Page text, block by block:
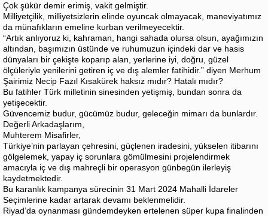
Çok şükür demir erimiş, vakit gelmiştir.
Milliyetçilik, milliyetsizlerin elinde oyuncak olmayacak, maneviyatımız
da münafıkların emeline kurban verilmeyecektir.
“Artık anlıyoruz ki, kahraman, hangi sahada olursa olsun, ayağımızın
altından, başımızın üstünde ve ruhumuzun içindeki dar ve hasis
dünyaları bir çekişte koparıp alan, yerlerine iyi, doğru, güzel
ölçüleriyle yenilerini getiren iç ve dış alemler fatihidir.” diyen Merhum
Şairimiz Necip Fazıl Kısakürek haksız mıdır? Hatalı mıdır?
Bu fatihler Türk milletinin sinesinden yetişmiş, bundan sonra da
yetişecektir.
Güvencemiz budur, gücümüz budur, geleceğin mimarı da bunlardır.
Değerli Arkadaşlarım,
Muhterem Misafirler,
Türkiye’nin parlayan çehresini, güçlenen iradesini, yükselen itibarını
gölgelemek, yapay iç sorunlara gömülmesini projelendirmek
amacıyla iç ve dış mahreçli bir operasyon günbegün ilerleyiş
kaydetmektedir.
Bu karanlık kampanya sürecinin 31 Mart 2024 Mahalli İdareler
Seçimlerine kadar artarak devamı beklenmelidir.
Riyad’da oynanması gündemdeyken ertelenen süper kupa finalinden